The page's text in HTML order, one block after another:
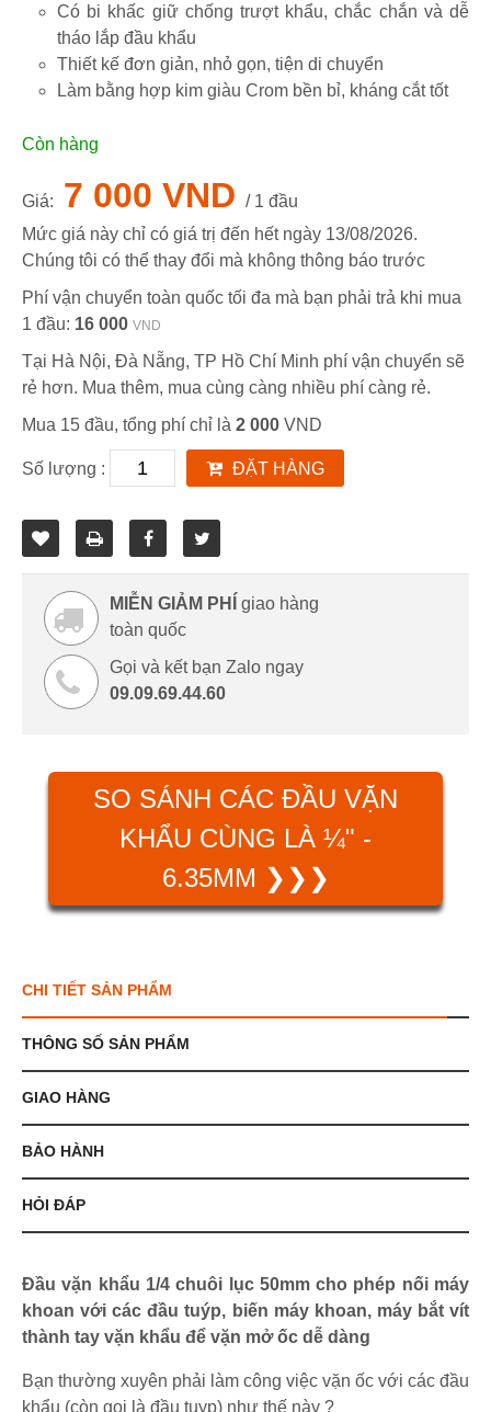
Có bi khấc giữ chống trượt khẩu, chắc chắn và dễ
tháo lắp đầu khẩu
Thiết kế đơn giản, nhỏ gọn, tiện di chuyển
Làm bằng hợp kim giàu Crom bền bỉ, kháng cắt tốt
Còn hàng
Giá: 7 000 VND / 1 đầu
Mức giá này chỉ có giá trị đến hết ngày 13/08/2026.
Chúng tôi có thể thay đổi mà không thông báo trước
Phí vận chuyển toàn quốc tối đa mà bạn phải trả khi mua
1 đầu: 16 000 VND
Tại Hà Nội, Đà Nẵng, TP Hồ Chí Minh phí vận chuyển sẽ
rẻ hơn. Mua thêm, mua cùng càng nhiều phí càng rẻ.
Mua 15 đầu, tổng phí chỉ là 2 000 VND
Số lượng : ĐẶT HÀNG
MIỄN GIẢM PHÍ
giao hàng
toàn quốc
Gọi và kết bạn Zalo ngay
09.09.69.44.60
SO SÁNH CÁC ĐẦU VẶN
KHẨU CÙNG LÀ ¼" -
6.35MM ❯❯❯
CHI TIẾT SẢN PHẨM
THÔNG SỐ SẢN PHẨM
GIAO HÀNG
BẢO HÀNH
HỎI ĐÁP
Đầu vặn khẩu 1/4 chuôi lục 50mm cho phép nối máy
khoan với các đầu tuýp, biến máy khoan, máy bắt vít
thành tay vặn khẩu để vặn mở ốc dễ dàng
Bạn thường xuyên phải làm công việc vặn ốc với các đầu
khẩu (còn gọi là đầu tuyp) như thế này ?